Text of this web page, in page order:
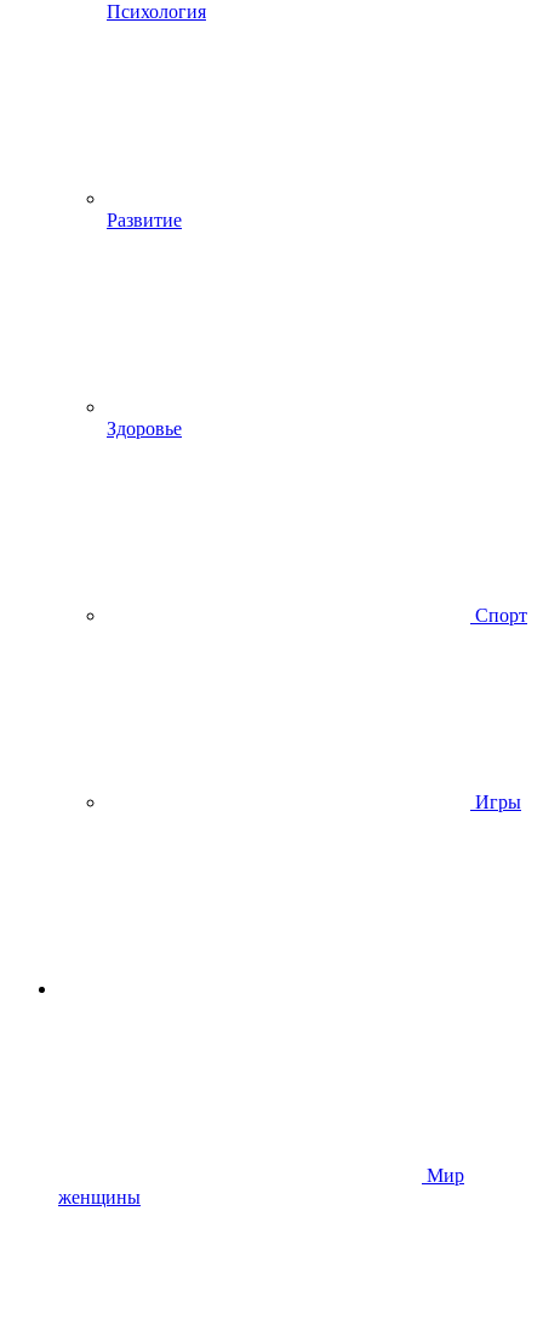
Психология
Развитие
Здоровье
Спорт
Игры
Мир
женщины